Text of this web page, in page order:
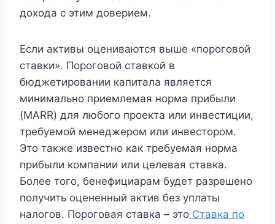
дохода с этим доверием.
Если активы оцениваются выше «пороговой
ставки». Пороговой ставкой в ​​
бюджетировании капитала является
минимально приемлемая норма прибыли
(MARR) для любого проекта или инвестиции,
требуемой менеджером или инвестором.
Это также известно как требуемая норма
прибыли компании или целевая ставка.
Более того, бенефициарам будет разрешено
получить оцененный актив без уплаты
налогов. Пороговая ставка – это Ставка по